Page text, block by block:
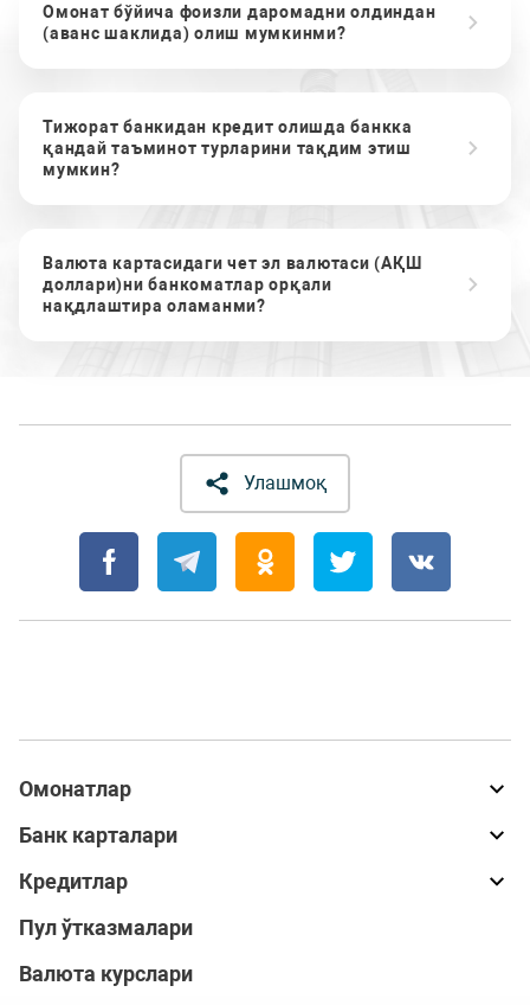
Омонат бўйича фоизли даромадни олдиндан
(аванс шаклида) олиш мумкинми?
Тижорат банкидан кредит олишда банкка
қандай таъминот турларини тақдим этиш
мумкин?
Валюта картасидаги чет эл валютаси (АҚШ
доллари)ни банкоматлар орқали
нақдлаштира оламанми?
Улашмоқ
Омонатлар
Банк карталари
Кредитлар
Пул ўтказмалари
Валюта курслари